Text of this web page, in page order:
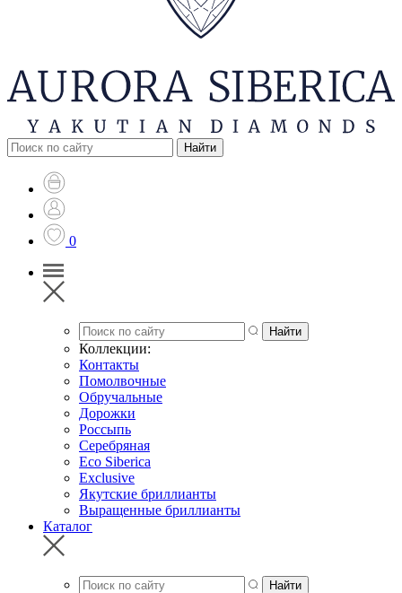
0
Коллекции:
Контакты
Помолвочные
Обручальные
Дорожки
Россыпь
Серебряная
Eco Siberica
Exclusive
Якутские бриллианты
Выращенные бриллианты
Каталог